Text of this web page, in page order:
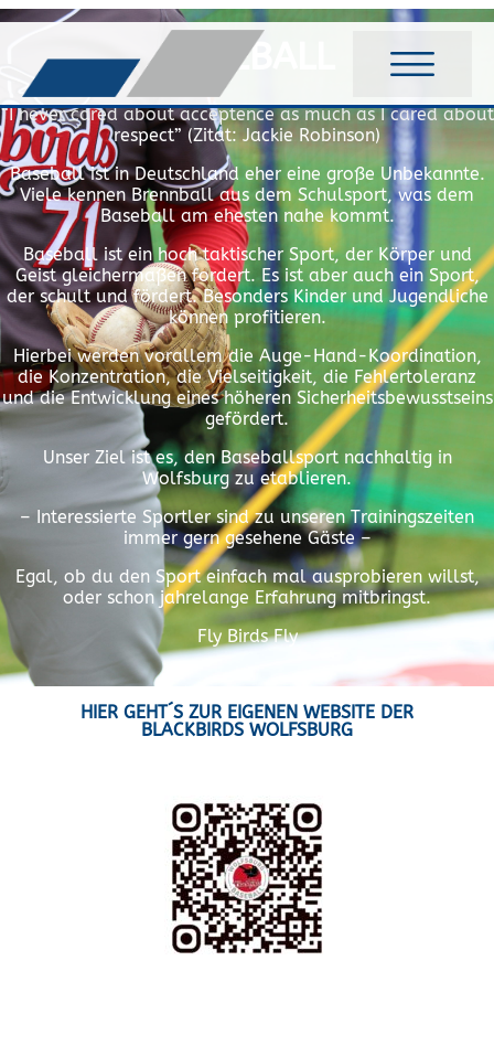
BASEBALL
“I never cared about acceptence as much as I cared about
respect” (Zitat: Jackie Robinson)
Baseball ist in Deutschland eher eine große Unbekannte.
Viele kennen Brennball aus dem Schulsport, was dem
Baseball am ehesten nahe kommt.
Baseball ist ein hoch taktischer Sport, der Körper und
Geist gleichermaßen fordert. Es ist aber auch ein Sport,
der schult und fördert. Besonders Kinder und Jugendliche
können profitieren.
Hierbei werden vorallem die Auge-Hand-Koordination,
die Konzentration, die Vielseitigkeit, die Fehlertoleranz
und die Entwicklung eines höheren Sicherheitsbewusstseins
gefördert.
Unser Ziel ist es, den Baseballsport nachhaltig in
Wolfsburg zu etablieren.
– Interessierte Sportler sind zu unseren Trainingszeiten
immer gern gesehene Gäste –
Egal, ob du den Sport einfach mal ausprobieren willst,
oder schon jahrelange Erfahrung mitbringst.
Fly Birds Fly
HIER GEHT´S ZUR EIGENEN WEBSITE DER
BLACKBIRDS WOLFSBURG